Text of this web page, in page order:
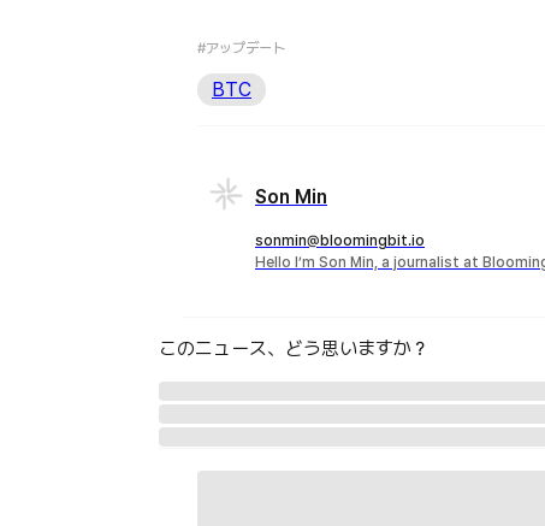
#アップデート
BTC
Son Min
sonmin@bloomingbit.io
Hello I’m Son Min, a journalist at
このニュース、どう思いますか？